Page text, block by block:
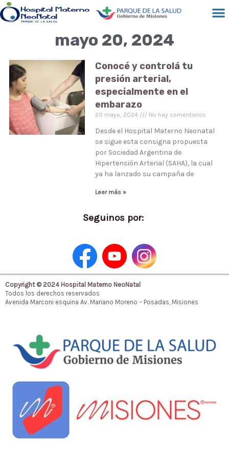
mayo 20, 2024
Conocé y controlá tu
presión arterial,
especialmente en el
embarazo
20 mayo, 2024 No hay comentarios
Desde el Hospital Materno Neonatal
se sigue esta consigna propuesta
por Sociedad Argentina de
Hipertensión Arterial (SAHA), la cual
ya ha lanzado su campaña de
Leer más »
Seguinos por:
Copyright © 2024 Hospital Materno NeoNatal
Todos los derechos reservados
Avenida Marconi esquina Av. Mariano Moreno – Posadas, Misiones